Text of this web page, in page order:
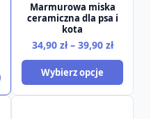
Marmurowa miska
ceramiczna dla psa i
kota
34,90 zł – 39,90 złZakres
cen:
34,90 zł
Wybierz opcje